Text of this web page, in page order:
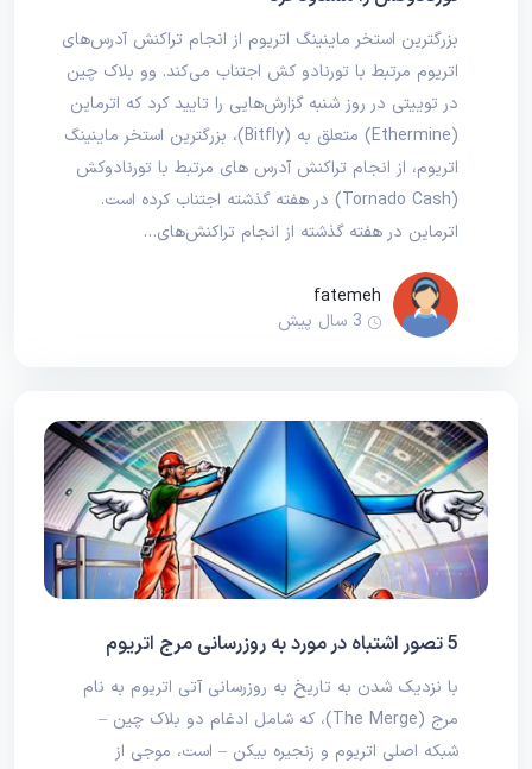
بزرگترین استخر ماینینگ اتریوم از انجام تراکنش‌ آدرس‌های
اتریوم مرتبط با تورنادو کش اجتناب می‌کند. وو بلاک چین
در توییتی در روز شنبه گزارش‌هایی را تایید کرد که اترماین
(Ethermine) متعلق به (Bitfly)، بزرگترین استخر ماینینگ
اتریوم، از انجام تراکنش‌ آدرس های مرتبط با تورنادوکش
(Tornado Cash) در هفته گذشته اجتناب کرده است.
اترماین در هفته گذشته از انجام تراکنش‌های…
fatemeh
3 سال پیش
5 تصور اشتباه در مورد به روزرسانی مرج اتریوم
با نزدیک شدن به تاریخ به روزرسانی آتی اتریوم به نام
مرج (The Merge)، که شامل ادغام دو بلاک چین –
شبکه اصلی اتریوم و زنجیره بیکن – است، موجی از